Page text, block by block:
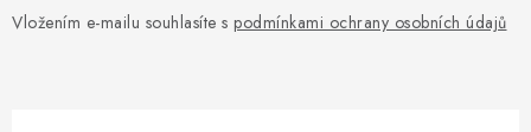
Vložením e-mailu souhlasíte s podmínkami ochrany osobních údajů